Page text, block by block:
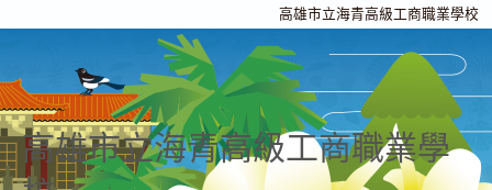
高雄市立海青高級工商職業學校
高雄市立海青高級工商職業學